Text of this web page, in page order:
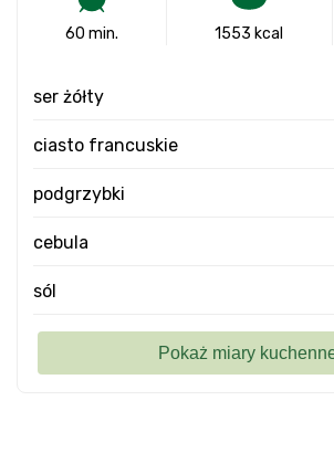
60 min. 1553 kcal
ser żółty
ciasto francuskie
podgrzybki
cebula
sól